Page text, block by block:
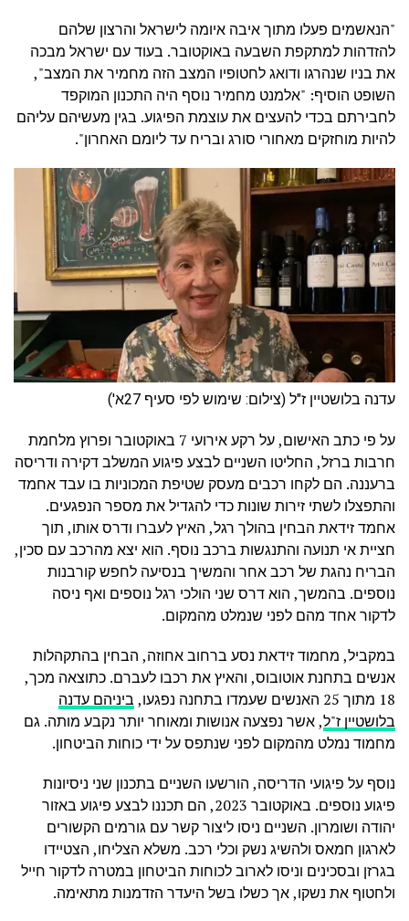
"הנאשמים פעלו מתוך איבה איומה לישראל והרצון שלהם
להזדהות למתקפת השבעה באוקטובר. בעוד עם ישראל מבכה
את בניו שנהרגו ודואג לחטופיו המצב הזה מחמיר את המצב",
השופט הוסיף: "אלמנט מחמיר נוסף היה התכנון המוקפד
לחבירתם בכדי להעצים את עוצמת הפיגוע. בגין מעשיהם עליהם
להיות מוחזקים מאחורי סורג ובריח עד ליומם האחרון".
עדנה בלושטיין ז"ל (צילום: שימוש לפי סעיף 27א')
על פי כתב האישום, על רקע אירועי 7 באוקטובר ופרוץ מלחמת
חרבות ברזל, החליטו השניים לבצע פיגוע המשלב דקירה ודריסה
ברעננה. הם לקחו רכבים מעסק שטיפת המכוניות בו עבד אחמד
והתפצלו לשתי זירות שונות כדי להגדיל את מספר הנפגעים.
אחמד זידאת הבחין בהולך רגל, האיץ לעברו ודרס אותו, תוך
חציית אי תנועה והתנגשות ברכב נוסף. הוא יצא מהרכב עם סכין,
הבריח נהגת של רכב אחר והמשיך בנסיעה לחפש קורבנות
נוספים. בהמשך, הוא דרס שני הולכי רגל נוספים ואף ניסה
לדקור אחד מהם לפני שנמלט מהמקום.
במקביל, מחמוד זידאת נסע ברחוב אחוזה, הבחין בהתקהלות
אנשים בתחנת אוטובוס, והאיץ את רכבו לעברם. כתוצאה מכך,
18 מתוך 25 האנשים שעמדו בתחנה נפגעו,
ביניהם עדנה
בלושטיין ז"ל, אשר נפצעה אנושות ומאוחר יותר נקבע מותה. גם
מחמוד נמלט מהמקום לפני שנתפס על ידי כוחות הביטחון.
נוסף על פיגועי הדריסה, הורשעו השניים בתכנון שני ניסיונות
פיגוע נוספים. באוקטובר 2023, הם תכננו לבצע פיגוע באזור
יהודה ושומרון. השניים ניסו ליצור קשר עם גורמים הקשורים
לארגון חמאס ולהשיג נשק וכלי רכב. משלא הצליחו, הצטיידו
בגרזן ובסכינים וניסו לארוב לכוחות הביטחון במטרה לדקור חייל
ולחטוף את נשקו, אך כשלו בשל היעדר הזדמנות מתאימה.